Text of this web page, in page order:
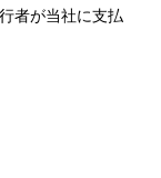
者が当社に支払